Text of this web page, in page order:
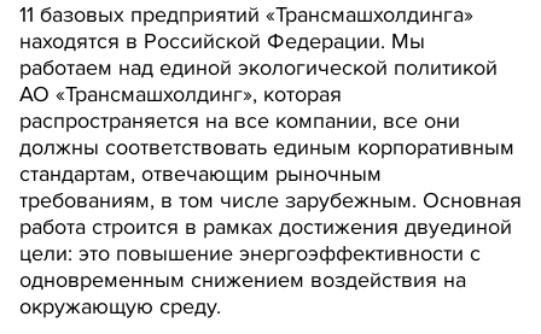
11 базовых предприятий «Трансмашхолдинга»
находятся в Российской Федерации. Мы
работаем над единой экологической политикой
АО «Трансмашхолдинг», которая
распространяется на все компании, все они
должны соответствовать единым корпоративным
стандартам, отвечающим рыночным
требованиям, в том числе зарубежным. Основная
работа строится в рамках достижения двуединой
цели: это повышение энергоэффективности с
одновременным снижением воздействия на
окружающую среду.